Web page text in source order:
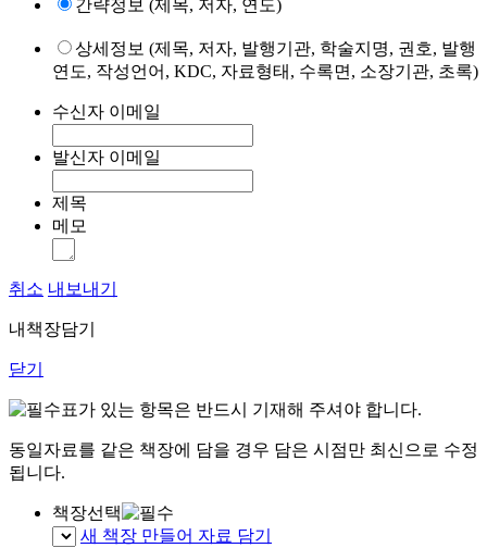
간략정보 (제목, 저자, 연도)
상세정보 (제목, 저자, 발행기관, 학술지명, 권호, 발행
연도, 작성언어, KDC, 자료형태, 수록면, 소장기관, 초록)
수신자 이메일
발신자 이메일
제목
메모
취소 내보내기
내책장담기
닫기
표가 있는 항목은 반드시 기재해 주셔야 합니다.
동일자료를 같은 책장에 담을 경우 담은 시점만 최신으로 수정
됩니다.
책장선택
새 책장 만들어 자료 담기